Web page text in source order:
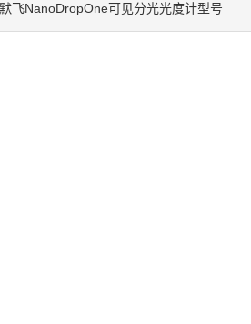
飞NanoDropOne可见分光光度计型号